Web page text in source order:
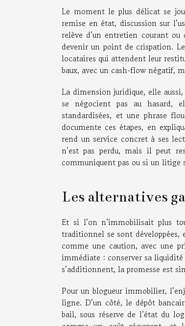
Le moment le plus délicat se
remise en état, discussion sur
relève d’un entretien courant
devenir un point de crispation.
locataires qui attendent leur
baux, avec un cash-flow négatif,
La dimension juridique, elle
se négocient pas au hasard,
standardisées, et une phrase
documente ces étapes, en
rend un service concret à ses
n’est pas perdu, mais il peut
communiquent pas ou si un litige
Les alternatives
Et si l’on n’immobilisait plus
traditionnel se sont développées,
comme une caution, avec une
immédiate : conserver sa
s’additionnent, la promesse est
Pour un blogueur immobilier,
ligne. D’un côté, le dépôt
bail, sous réserve de l’état du